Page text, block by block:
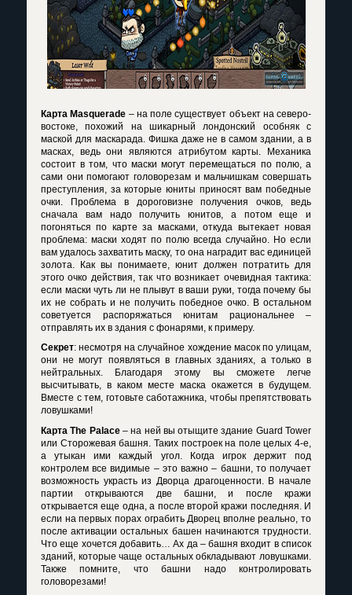
Карта Masquerade – на поле существует объект на северо-
востоке, похожий на шикарный лондонский особняк с
маской для маскарада. Фишка даже не в самом здании, а в
масках, ведь они являются атрибутом карты. Механика
состоит в том, что маски могут перемещаться по полю, а
сами они помогают головорезам и мальчишкам совершать
преступления, за которые юниты приносят вам победные
очки. Проблема в дороговизне получения очков, ведь
сначала вам надо получить юнитов, а потом еще и
погоняться по карте за масками, откуда вытекает новая
проблема: маски ходят по полю всегда случайно. Но если
вам удалось захватить маску, то она наградит вас единицей
золота. Как вы понимаете, юнит должен потратить для
этого очко действия, так что возникает очевидная тактика:
если маски чуть ли не плывут в ваши руки, тогда почему бы
их не собрать и не получить победное очко. В остальном
советуется распоряжаться юнитам рациональнее –
отправлять их в здания с фонарями, к примеру.
Секрет: несмотря на случайное хождение масок по улицам,
они не могут появляться в главных зданиях, а только в
нейтральных. Благодаря этому вы сможете легче
высчитывать, в каком месте маска окажется в будущем.
Вместе с тем, готовьте саботажника, чтобы препятствовать
ловушками!
КартаThe Palace– на ней вы отыщите здание Guard Tower
или Сторожевая башня. Таких построек на поле целых 4-е,
а утыкан ими каждый угол. Когда игрок держит под
контролем все видимые – это важно – башни, то получает
возможность украсть из Дворца драгоценности. В начале
партии открываются две башни, и после кражи
открывается еще одна, а после второй кражи последняя. И
если на первых порах ограбить Дворец вполне реально, то
после активации остальных башен начинаются трудности.
Что еще хочется добавить… Ах да – башня входит в список
зданий, которые чаще остальных обкладывают ловушками.
Также помните, что башни надо контролировать
головорезами!